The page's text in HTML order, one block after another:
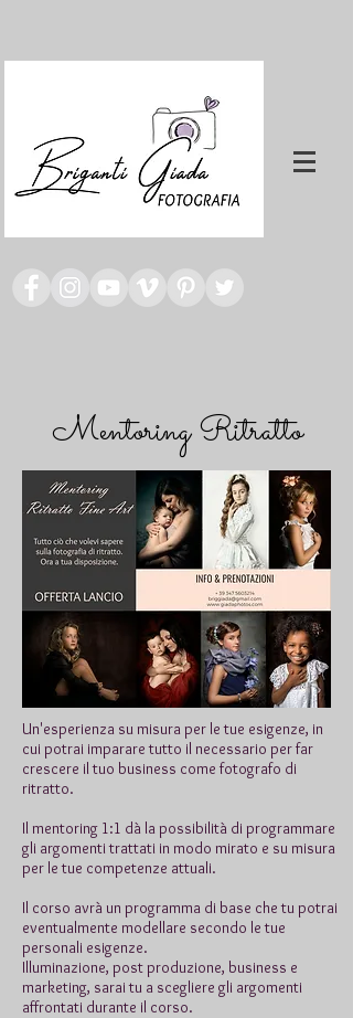
Mentoring Ritratto
Un'esperienza su misura per le tue esigenze, in
cui potrai imparare tutto il necessario per far
crescere il tuo business come fotografo di
ritratto.
Il mentoring 1:1 dà la possibilità di programmare
gli argomenti trattati in modo mirato e su misura
per le tue competenze attuali.
Il corso avrà un programma di base che tu potrai
eventualmente modellare secondo le tue
personali esigenze.
Illuminazione, post produzione, business e
marketing, sarai tu a scegliere gli argomenti
affrontati durante il corso.